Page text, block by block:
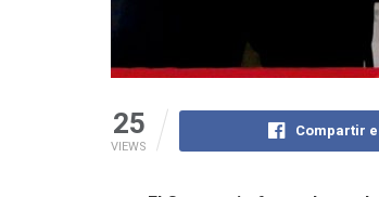
25
VIEWS
Compartir